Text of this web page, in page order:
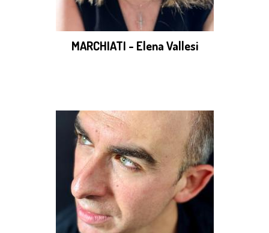
MARCHIATI - Elena Vallesi